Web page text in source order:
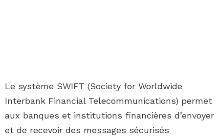
Le système SWIFT (Society for Worldwide
Interbank Financial Telecommunications) permet
aux banques et institutions financières d’envoyer
et de recevoir des messages sécurisés